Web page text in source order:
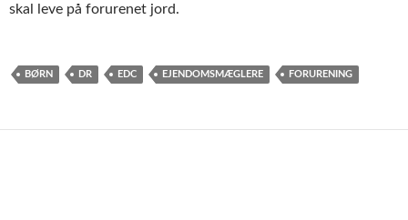
skal leve på forurenet jord.
BØRN DR EDC EJENDOMSMÆGLERE FORURENING